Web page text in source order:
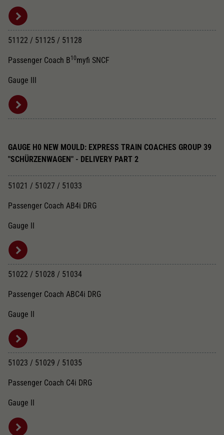
51122 / 51125 / 51128
Passenger Coach B10myfi SNCF
Gauge III
GAUGE H0 NEW MOULD: EXPRESS TRAIN COACHES GROUP 39
"SCHÜRZENWAGEN" - DELIVERY PART 2
51021 / 51027 / 51033
Passenger Coach AB4i DRG
Gauge II
51022 / 51028 / 51034
Passenger Coach ABC4i DRG
Gauge II
51023 / 51029 / 51035
Passenger Coach C4i DRG
Gauge II